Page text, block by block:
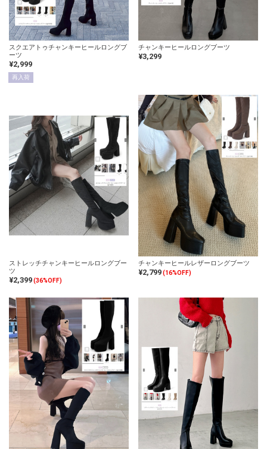
スクエアトゥチャンキーヒールロングブ
ーツ
¥2,999
再入荷
チャンキーヒールロングブーツ
¥3,299
ストレッチチャンキーヒールロングブー
ツ
¥2,399(36%OFF)
チャンキーヒールレザーロングブーツ
¥2,799(16%OFF)